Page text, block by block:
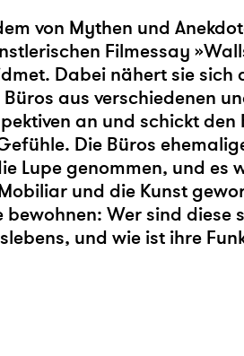
von Mythen und
Filmessay
Dabei nähert sie sich
aus verschiedenen
an und schickt
Die Büros
Lupe genommen, und es
und die Kunst
Wer sind diese
und wie ist ihre